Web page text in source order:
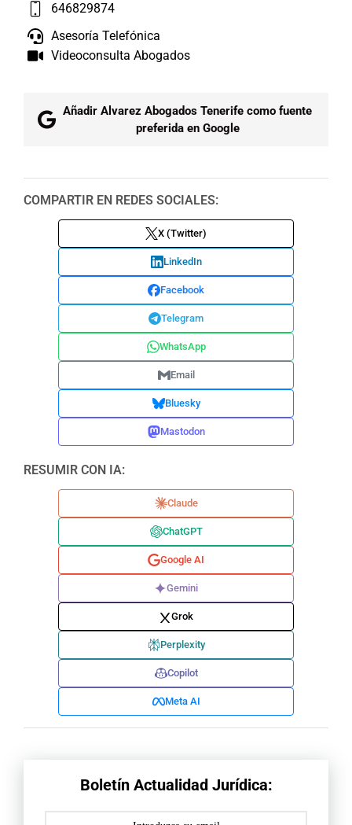
646829874
Asesoría Telefónica
Videoconsulta Abogados
Añadir Alvarez Abogados Tenerife como fuente
preferida en Google
COMPARTIR EN REDES SOCIALES:
X (Twitter)
LinkedIn
Facebook
Telegram
WhatsApp
Email
Bluesky
Mastodon
RESUMIR CON IA:
Claude
ChatGPT
Google AI
Gemini
Grok
Perplexity
Copilot
Meta AI
Boletín Actualidad Jurídica: